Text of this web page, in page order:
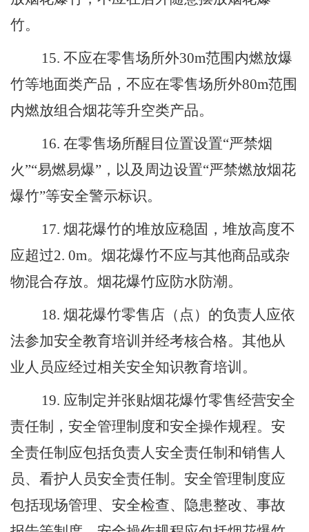
竹。
15. 不应在零售场所外30m范围内燃放爆
竹等地面类产品，不应在零售场所外80m范围
内燃放组合烟花等升空类产品。
16. 在零售场所醒目位置设置“严禁烟
火”“易燃易爆” ，以及周边设置“严禁燃放烟花
爆竹”等安全警示标识。
17. 烟花爆竹的堆放应稳固，堆放高度不
应超过2. 0m。烟花爆竹不应与其他商品或杂
物混合存放。烟花爆竹应防水防潮。
18. 烟花爆竹零售店（点）的负责人应依
法参加安全教育培训并经考核合格。其他从
业人员应经过相关安全知识教育培训。
19. 应制定并张贴烟花爆竹零售经营安全
责任制，安全管理制度和安全操作规程。安
全责任制应包括负责人安全责任制和销售人
员、看护人员安全责任制。安全管理制度应
包括现场管理、安全检查、隐患整改、事故